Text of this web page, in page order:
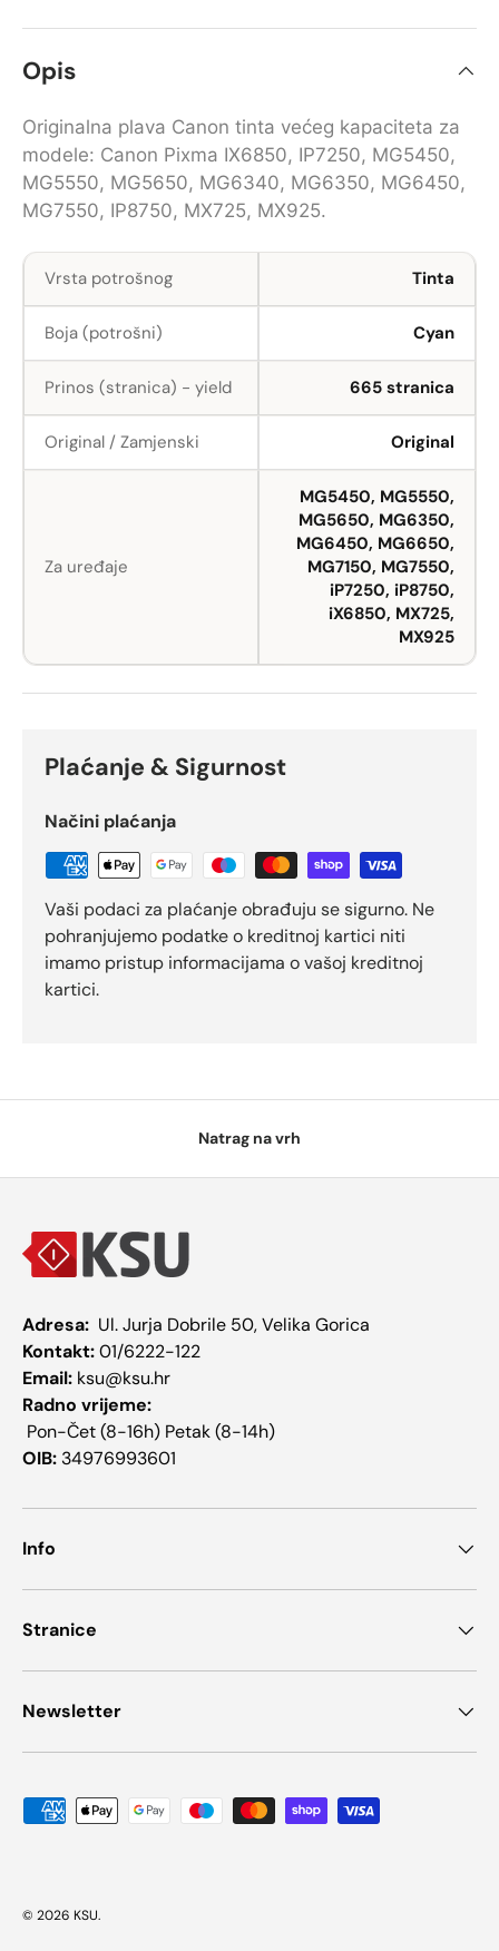
Opis
Originalna plava Canon tinta većeg kapaciteta za
modele: Canon Pixma IX6850, IP7250, MG5450,
MG5550, MG5650, MG6340, MG6350, MG6450,
MG7550, IP8750, MX725, MX925.
Vrsta potrošnog Tinta
Boja (potrošni) Cyan
Prinos (stranica) - yield 665 stranica
Original / Zamjenski Original
Za uređaje
MG5450, MG5550,
MG5650, MG6350,
MG6450, MG6650,
MG7150, MG7550,
iP7250, iP8750,
iX6850, MX725,
MX925
Plaćanje & Sigurnost
Načini plaćanja
Vaši podaci za plaćanje obrađuju se sigurno. Ne
pohranjujemo podatke o kreditnoj kartici niti
imamo pristup informacijama o vašoj kreditnoj
kartici.
Natrag na vrh
Adresa: Ul. Jurja Dobrile 50, Velika Gorica
Kontakt:01/6222-122
Email: ksu@ksu.hr
Radno vrijeme:
Pon-Čet (8-16h) Petak (8-14h)
OIB: 34976993601
Info
Stranice
Newsletter
Načini plaćanja
© 2026 KSU.